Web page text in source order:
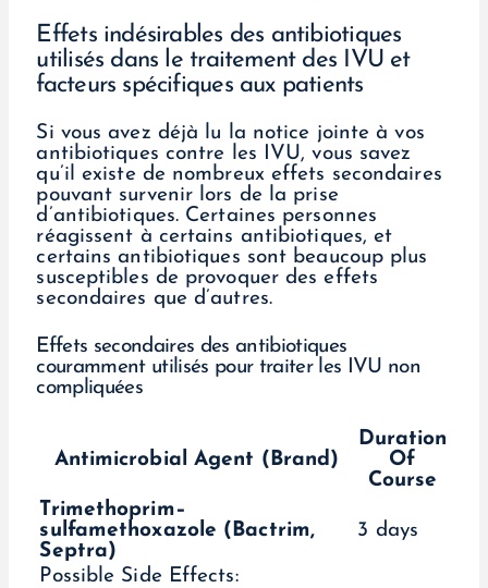
Effets indésirables des antibiotiques
utilisés dans le traitement des IVU et
facteurs spécifiques aux patients
Si vous avez déjà lu la notice jointe à vos
antibiotiques contre les IVU, vous savez
qu’il existe de nombreux effets secondaires
pouvant survenir lors de la prise
d’antibiotiques. Certaines personnes
réagissent à certains antibiotiques, et
certains antibiotiques sont beaucoup plus
susceptibles de provoquer des effets
secondaires que d’autres.
Effets secondaires des antibiotiques
couramment utilisés pour traiter les IVU non
compliquées
Antimicrobial Agent (Brand)
Duration
Of
Course
Trimethoprim–
sulfamethoxazole (Bactrim,
Septra)
3 days
Possible Side Effects: